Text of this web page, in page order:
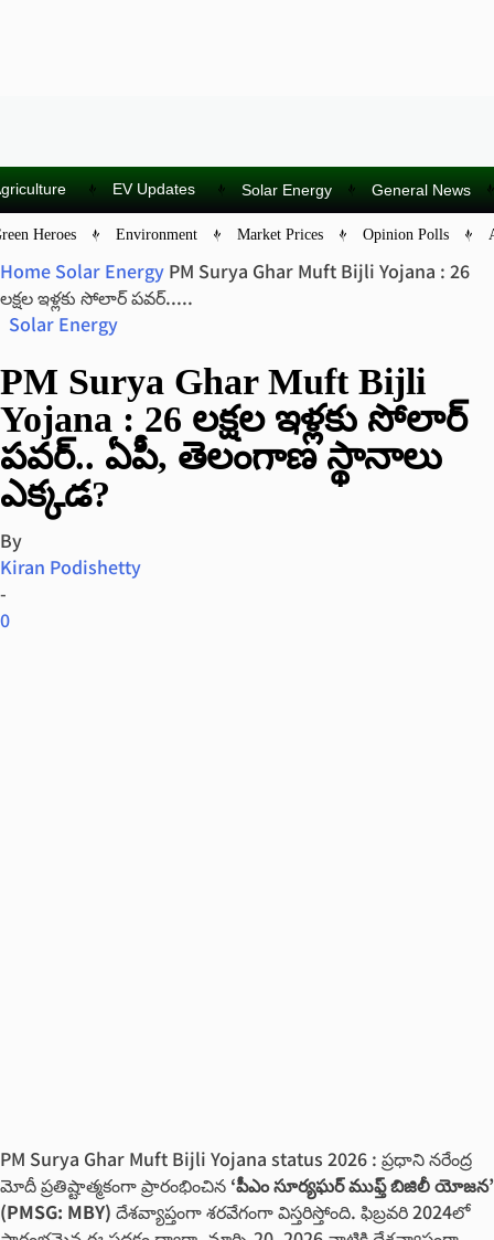
EV Updates Solar Energy General News
Heroes Environment Market Prices Opinion Polls
Home Solar Energy PM Surya Ghar Muft Bijli Yojana : 26
లక్షల ఇళ్లకు సోలార్ పవర్.....
Solar Energy
PM Surya Ghar Muft Bijli
Yojana : 26 లక్షల ఇళ్లకు సోలార్
పవర్.. ఏపీ, తెలంగాణ స్థానాలు
ఎక్కడ?
By
Kiran Podishetty
-
0
PM Surya Ghar Muft Bijli Yojana status 2026 : ప్రధాని నరేంద్ర
మోదీ ప్రతిష్టాత్మకంగా ప్రారంభించిన ‘పీఎం సూర్యఘర్ ముఫ్త్ బిజిలీ యోజన’
(PMSG: MBY) దేశవ్యాప్తంగా శరవేగంగా విస్తరిస్తోంది. ఫిబ్రవరి 2024లో